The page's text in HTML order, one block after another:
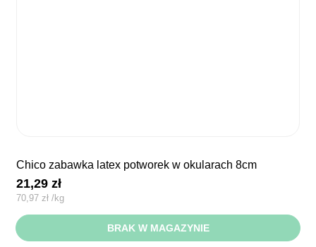
chico zabawka latex potworek w okularach 8cm
21,29zł
70,97 zł /kg
BRAK W MAGAZYNIE